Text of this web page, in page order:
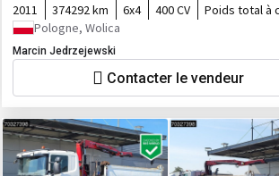
2011 374292 km 6x4 400 CV Poids total à
Pologne, Wolica
Marcin Jedrzejewski
Contacter le vendeur